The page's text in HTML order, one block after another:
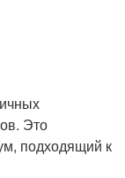
Это
подходящий к